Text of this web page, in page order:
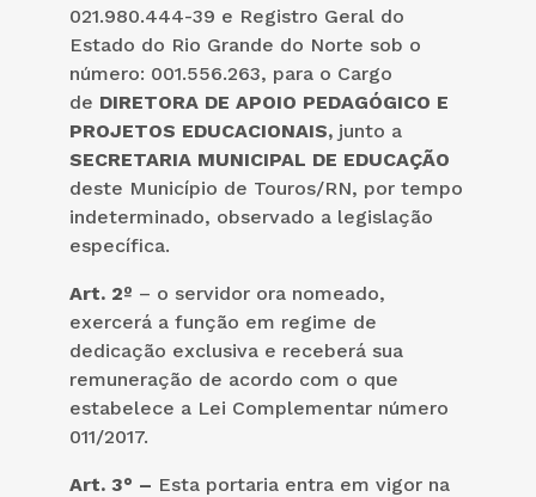
021.980.444-39 e Registro Geral do
Estado do Rio Grande do Norte sob o
número: 001.556.263, para o Cargo
de DIRETORA DE APOIO PEDAGÓGICO E
PROJETOS EDUCACIONAIS, junto a
SECRETARIA MUNICIPAL DE EDUCAÇÃO
deste Município de Touros/RN, por tempo
indeterminado, observado a legislação
específica.
Art. 2º – o servidor ora nomeado,
exercerá a função em regime de
dedicação exclusiva e receberá sua
remuneração de acordo com o que
estabelece a Lei Complementar número
011/2017.
Art. 3° – Esta portaria entra em vigor na